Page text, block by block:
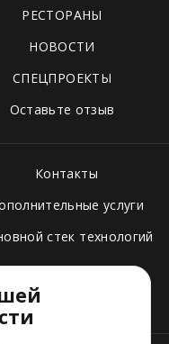
РЕСТОРАНЫ
НОВОСТИ
СПЕЦПРОЕКТЫ
Оставьте отзыв
Контакты
услуги
стек технологий